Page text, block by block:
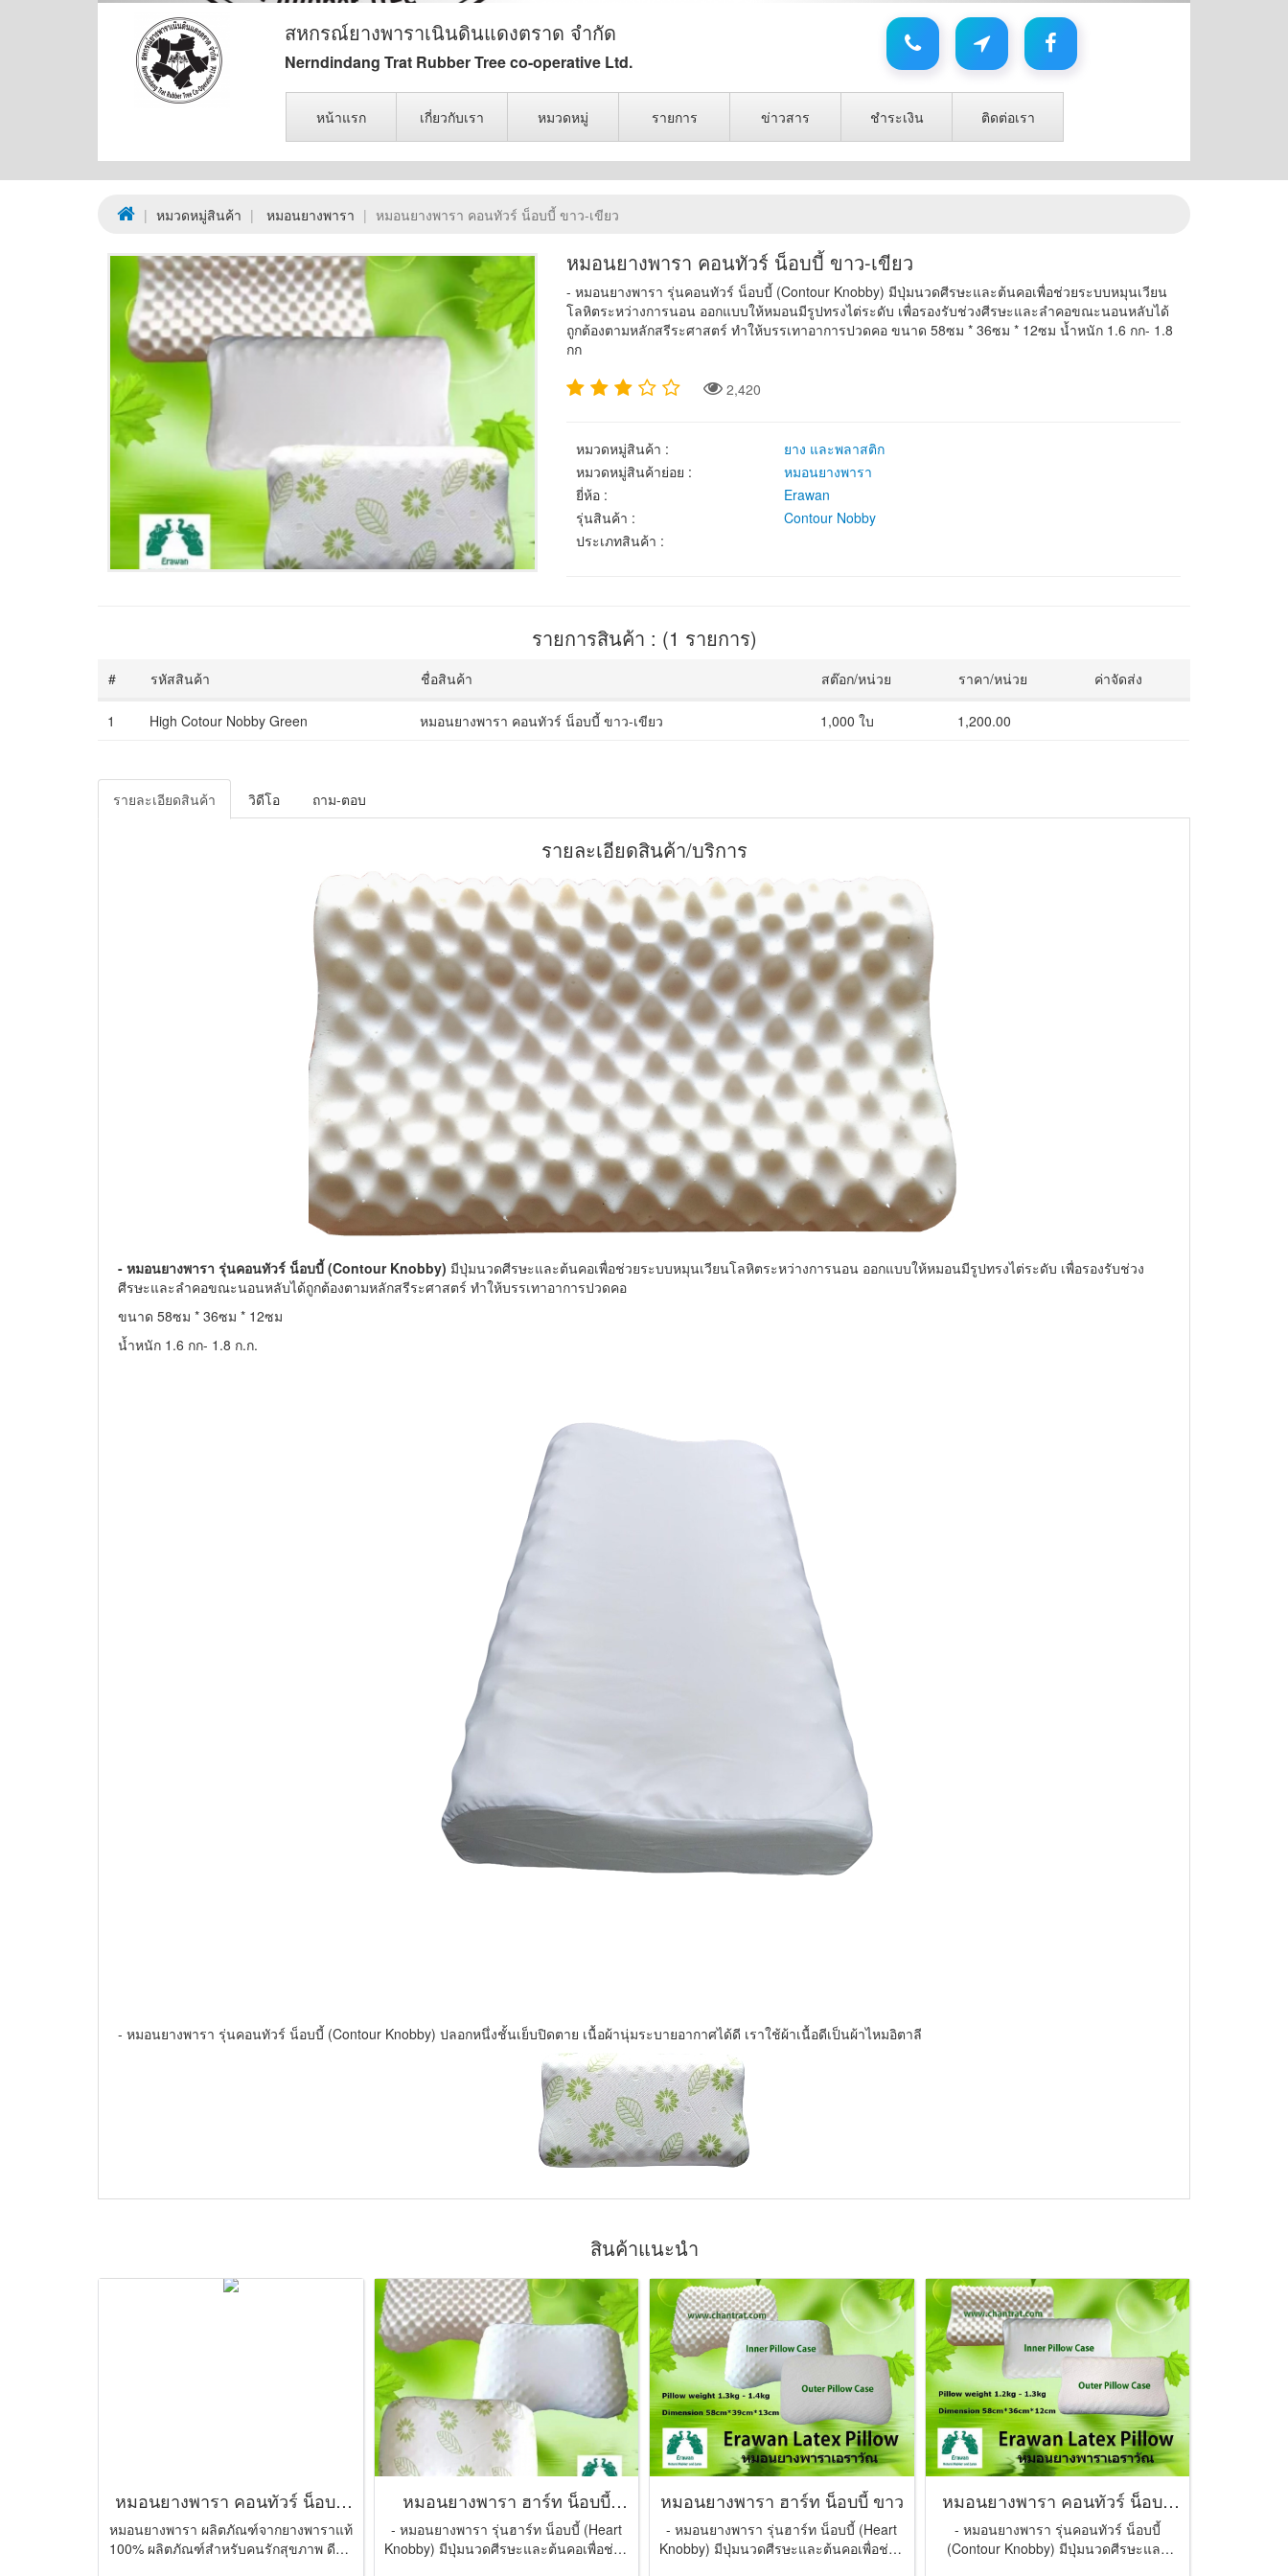
สหกรณ์ยางพาราเนินดินแดงตราด จำกัด
Nerndindang Trat Rubber Tree co-operative Ltd.
หน้าแรก เกี่ยวกับเรา หมวดหมู่ รายการ ข่าวสาร ชำระเงิน ติดต่อเรา
หมวดหมู่สินค้า หมอนยางพารา หมอนยางพารา คอนทัวร์ น็อบบี้ ขาว-เขียว
หมอนยางพารา คอนทัวร์ น็อบบี้ ขาว-เขียว
- หมอนยางพารา รุ่นคอนทัวร์ น็อบบี้ (Contour Knobby) มีปุ่มนวดศีรษะและต้นคอเพื่อช่วยระบบหมุนเวียน
โลหิตระหว่างการนอน ออกแบบให้หมอนมีรูปทรงไต่ระดับ เพื่อรองรับช่วงศีรษะและลำคอขณะนอนหลับได้
ถูกต้องตามหลักสรีระศาสตร์ ทำให้บรรเทาอาการปวดคอ ขนาด 58ซม * 36ซม * 12ซม น้ำหนัก 1.6 กก- 1.8
กก
2,420
หมวดหมู่สินค้า :
ยาง และพลาสติก
หมวดหมู่สินค้าย่อย :
หมอนยางพารา
ยี่ห้อ :
Erawan
รุ่นสินค้า :
Contour Nobby
ประเภทสินค้า :
รายการสินค้า : (1 รายการ)
# รหัสสินค้า ชื่อสินค้า สต๊อก/หน่วย ราคา/หน่วย ค่าจัดส่ง
1 High Cotour Nobby Green หมอนยางพารา คอนทัวร์ น็อบบี้ ขาว-เขียว 1,000 ใบ 1,200.00
รายละเอียดสินค้า วิดีโอ ถาม-ตอบ
รายละเอียดสินค้า/บริการ
- หมอนยางพารา รุ่นคอนทัวร์ น็อบบี้ (Contour Knobby) มีปุ่มนวดศีรษะและต้นคอเพื่อช่วยระบบหมุนเวียนโลหิตระหว่างการนอน ออกแบบให้หมอนมีรูปทรงไต่ระดับ เพื่อรองรับช่วง
ศีรษะและลำคอขณะนอนหลับได้ถูกต้องตามหลักสรีระศาสตร์ ทำให้บรรเทาอาการปวดคอ
ขนาด 58ซม * 36ซม * 12ซม
น้ำหนัก 1.6 กก- 1.8 ก.ก.
- หมอนยางพารา รุ่นคอนทัวร์ น็อบบี้ (Contour Knobby) ปลอกหนึ่งชั้นเย็บปิดตาย เนื้อผ้านุ่มระบายอากาศได้ดี เราใช้ผ้าเนื้อดีเป็นผ้าไหมอิตาลี
สินค้าแนะนำ
หมอนยางพารา คอนทัวร์ น็อบบี้
บาง ขาว
หมอนยางพารา ผลิตภัณฑ์จากยางพาราแท้
100% ผลิตภัณฑ์สำหรับคนรักสุขภาพ ดีต่อ
หมอนยางพารา ฮาร์ท น็อบบี้
ขาว-เขียว
- หมอนยางพารา รุ่นฮาร์ท น็อบบี้ (Heart
Knobby) มีปุ่มนวดศีรษะและต้นคอเพื่อช่วย
หมอนยางพารา ฮาร์ท น็อบบี้ ขาว
- หมอนยางพารา รุ่นฮาร์ท น็อบบี้ (Heart
Knobby) มีปุ่มนวดศีรษะและต้นคอเพื่อช่วย
หมอนยางพารา คอนทัวร์ น็อบบี้
ขาว
- หมอนยางพารา รุ่นคอนทัวร์ น็อบบี้
(Contour Knobby) มีปุ่มนวดศีรษะและ